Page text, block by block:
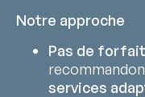
Notre approche
Pas de
services